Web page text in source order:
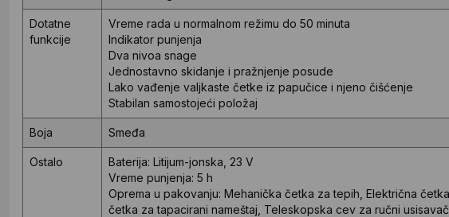
Dotatne
funkcije
Vreme rada u normalnom režimu do 50 minuta
Indikator punjenja
Dva nivoa snage
Jednostavno skidanje i pražnjenje posude
Lako vađenje valjkaste četke iz papučice i njeno čišćenje
Stabilan samostojeći položaj
Boja Smeđa
Ostalo
Baterija: Litijum-jonska, 23 V
Vreme punjenja: 5 h
Oprema u pakovanju: Mehanička četka za tepih, Električna
četka za tapacirani nameštaj, Teleskopska cev za ručni usisavač